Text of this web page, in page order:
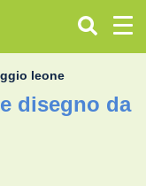
leone
disegno da